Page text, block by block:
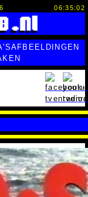
06:35:03
AFBEELDINGEN